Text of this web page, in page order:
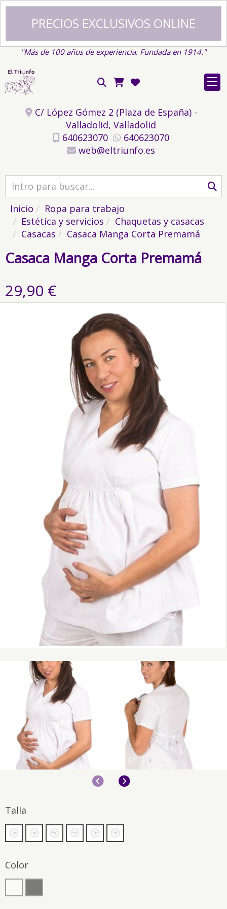
PRECIOS EXCLUSIVOS ONLINE
"Más de 100 años de experiencia. Fundada en 1914."
C/ López Gómez 2 (Plaza de España) -
Valladolid, Valladolid
640623070
640623070
web
eltriunfo.es
Inicio
Ropa para trabajo
Estética y servicios
Chaquetas y casacas
Casacas
Casaca Manga Corta Premamá
Casaca Manga Corta Premamá
29,90 €
AnteriorSiguiente
Talla
Color